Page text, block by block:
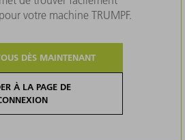
votre machine TRUMPF.
DÈS MAINTENANT
À LA PAGE DE